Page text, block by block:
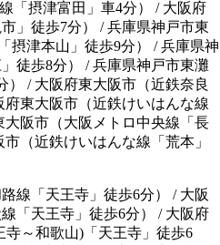
「摂津富田」車4分） / 大阪府
」徒歩7分） / 兵庫県神戸市東
摂津本山」徒歩9分） / 兵庫県神
徒歩8分） / 兵庫県神戸市東灘
） / 大阪府東大阪市（近鉄奈良
東大阪市（近鉄けいはんな線
大阪市（大阪メトロ中央線「長
（近鉄けいはんな線「荒本」
線「天王寺」徒歩6分） / 大阪
「天王寺」徒歩6分）
/ 大阪府
～和歌山)「天王寺」徒歩6